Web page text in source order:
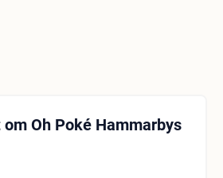
Oh Poké Hammarbys